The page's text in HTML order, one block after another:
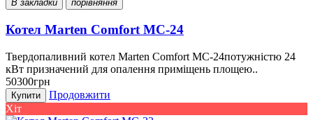
В закладки порівняння
Котел Marten Comfort MC-24
Твердопаливний котел Marten Comfort MC-24потужністю 24
кВт призначений для опалення приміщень площею..
50300грн
Купити
Продовжити
Хіт